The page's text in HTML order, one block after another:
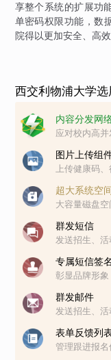
享整个系统的扩展功
单密码权限功能，数
院得以更加安全、高
西交利物浦大学
内容分发网
应对校内高
图片上传组
上传健康码
超大系统空
大容量磁盘
群发短信
发送招生、
专属短信签名
彰显品牌形象
群发邮件
发送招生、
表单反馈列
管理跟进报名